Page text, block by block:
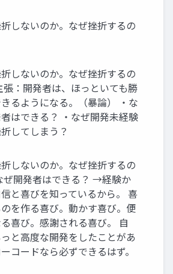
しないのか。なぜ挫折するの
しないのか。なぜ挫折するの
張：開発者は、ほっといても勝
るようになる。（暴論） ・な
はできる？ ・なぜ開発未経験
してしまう？
しないのか。なぜ挫折するの
ぜ開発者はできる？ →経験か
と喜びを知っているから。 喜
を作る喜び。動かす喜び。便
喜び。感謝される喜び。 自
と高度な開発をしたことがあ
コードなら必ずできるはず。